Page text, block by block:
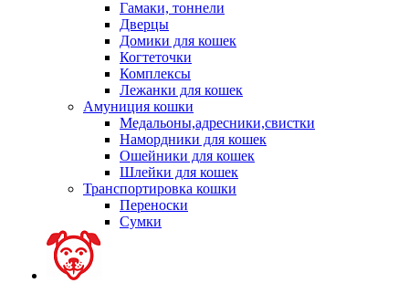
Гамаки, тоннели
Дверцы
Домики для кошек
Когтеточки
Комплексы
Лежанки для кошек
Амуниция кошки
Медальоны,адресники,свистки
Намордники для кошек
Ошейники для кошек
Шлейки для кошек
Транспортировка кошки
Переноски
Сумки